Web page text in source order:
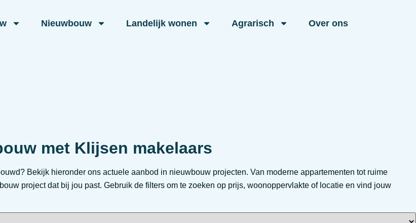
Nieuwbouw Landelijk wonen Agrarisch Over ons
met Klijsen makelaars
Bekijk hieronder ons actuele aanbod in nieuwbouw projecten. Van moderne appartementen tot ruime
project dat bij jou past. Gebruik de filters om te zoeken op prijs, woonoppervlakte of locatie en vind jouw